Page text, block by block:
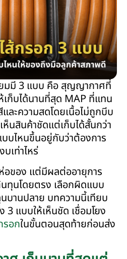
มมี 3 แบบ คือ สุญญากาศที่
ก็บได้นานที่สุด MAP ที่แทน
ละความสดโดยเนื้อไม่ถูกบีบ
นสินค้าชัดแต่เก็บได้สั้นกว่า
บไหนขึ้นอยู่กับว่าต้องการ
เท่าไหร่
อของ แต่มีผลต่ออายุการ
ทุนโดยตรง เลือกผิดแบบ
บานปลาย บทความนี้เทียบ
แบบให้เห็นชัด เชื่อมโยง
รอกในขั้นตอนสุดท้ายก่อนส่ง